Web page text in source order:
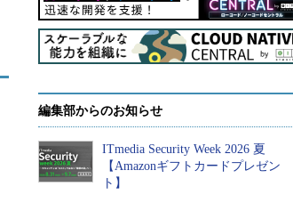
編集部からのお知らせ
ITmedia Security Week 2026 夏
【Amazonギフトカードプレゼン
ト】